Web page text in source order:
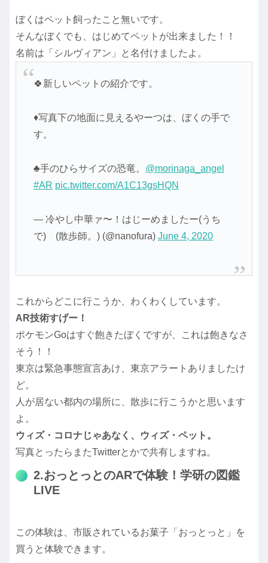
ぼくはペット飼ったこと無いです。
そんなぼくでも、はじめてペットが出来ました！！
名前は「シルヴィアン」と名付けましたよ。
🍀新しいペットの紹介です。
♦️写真下の地面に見えるやーつは、ぼくの手で
す。
♣️手のひらサイズの恐竜。 @morinaga_angel
#AR pic.twitter.com/A1C13gsHQN
— 冷やし中華ァ〜！はじーめましたー(うち
で) (散歩師。) (@nanofura) June 4, 2020
これからどこに行こうか、わくわくしています。
AR技術すげー！
ポケモンGoはすぐ飽きたぼくですが、これは飽きなさ
そう！！
東京は緊急事態宣言あけ、東京アラートありましたけ
ど。
人が居ない都内の場所に、散歩に行こうかと思います
よ。
ウィズ・コロナじゃあなく、ウィズ・ペット。
写真とったらまたTwitterとかで共有しますね。
2.おっとっとのARで体験！学研の図鑑
LIVE
この体験は、市販されているお菓子「おっとっと」を
買うと体験できます。